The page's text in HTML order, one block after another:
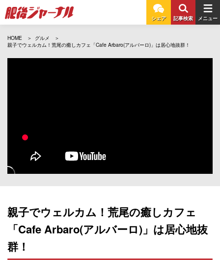
シェア 記事検索 メニュー
HOME
グルメ
親子でウェルカム！荒尾の癒しカフェ「Cafe Arbaro(アルバーロ)」は居心地抜群！
親子でウェルカム！荒尾の癒しカフェ
「Cafe Arbaro(アルバーロ)」は居心地抜
群！